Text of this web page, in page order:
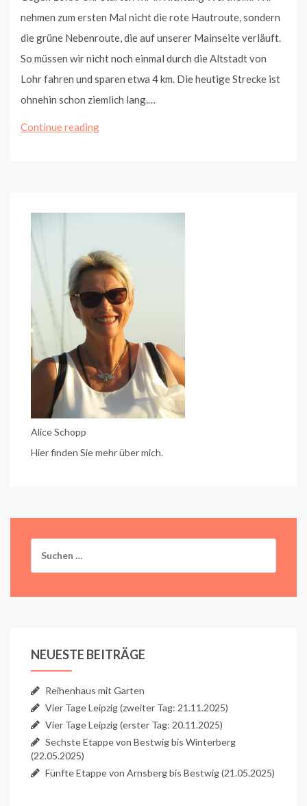
nehmen zum ersten Mal nicht die rote Hautroute, sondern
die grüne Nebenroute, die auf unserer Mainseite verläuft.
So müssen wir nicht noch einmal durch die Altstadt von
Lohr fahren und sparen etwa 4 km. Die heutige Strecke ist
ohnehin schon ziemlich lang.…
Continue readingVon
des
Mainradweges)
Alice Schopp
Hier finden Sie mehr über mich.
nach:
NEUESTE BEITRÄGE
Reihenhaus mit Garten
Vier Tage Leipzig (zweiter Tag: 21.11.2025)
Vier Tage Leipzig (erster Tag: 20.11.2025)
Sechste Etappe von Bestwig bis Winterberg
(22.05.2025)
Fünfte Etappe von Arnsberg bis Bestwig (21.05.2025)